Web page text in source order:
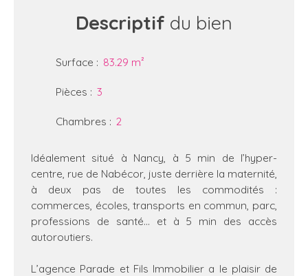
Descriptif du bien
Surface : 83.29 m²
Pièces : 3
Chambres : 2
Idéalement situé à Nancy, à 5 min de l’hyper-
centre, rue de Nabécor, juste derrière la maternité,
à deux pas de toutes les commodités :
commerces, écoles, transports en commun, parc,
professions de santé… et à 5 min des accès
autoroutiers.
L’agence Parade et Fils Immobilier a le plaisir de